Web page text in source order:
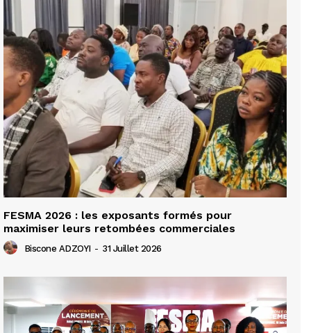
FESMA 2026 : les exposants formés pour
maximiser leurs retombées commerciales
Biscone ADZOYI - 31 Juillet 2026